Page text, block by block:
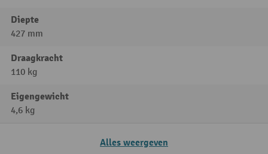
Diepte
427 mm
Draagkracht
110 kg
Eigengewicht
4,6 kg
Alles weergeven